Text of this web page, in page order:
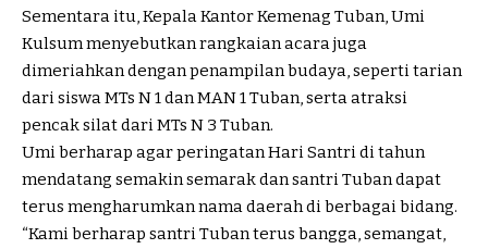
Sementara itu, Kepala Kantor Kemenag Tuban, Umi
Kulsum menyebutkan rangkaian acara juga
dimeriahkan dengan penampilan budaya, seperti tarian
dari siswa MTs N 1 dan MAN 1 Tuban, serta atraksi
pencak silat dari MTs N 3 Tuban.
Umi berharap agar peringatan Hari Santri di tahun
mendatang semakin semarak dan santri Tuban dapat
terus mengharumkan nama daerah di berbagai bidang.
“Kami berharap santri Tuban terus bangga, semangat,